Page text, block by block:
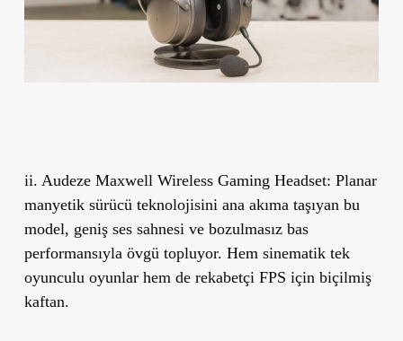
ii. Audeze Maxwell Wireless Gaming Headset: Planar
manyetik sürücü teknolojisini ana akıma taşıyan bu
model, geniş ses sahnesi ve bozulmasız bas
performansıyla övgü topluyor. Hem sinematik tek
oyunculu oyunlar hem de rekabetçi FPS için biçilmiş
kaftan.